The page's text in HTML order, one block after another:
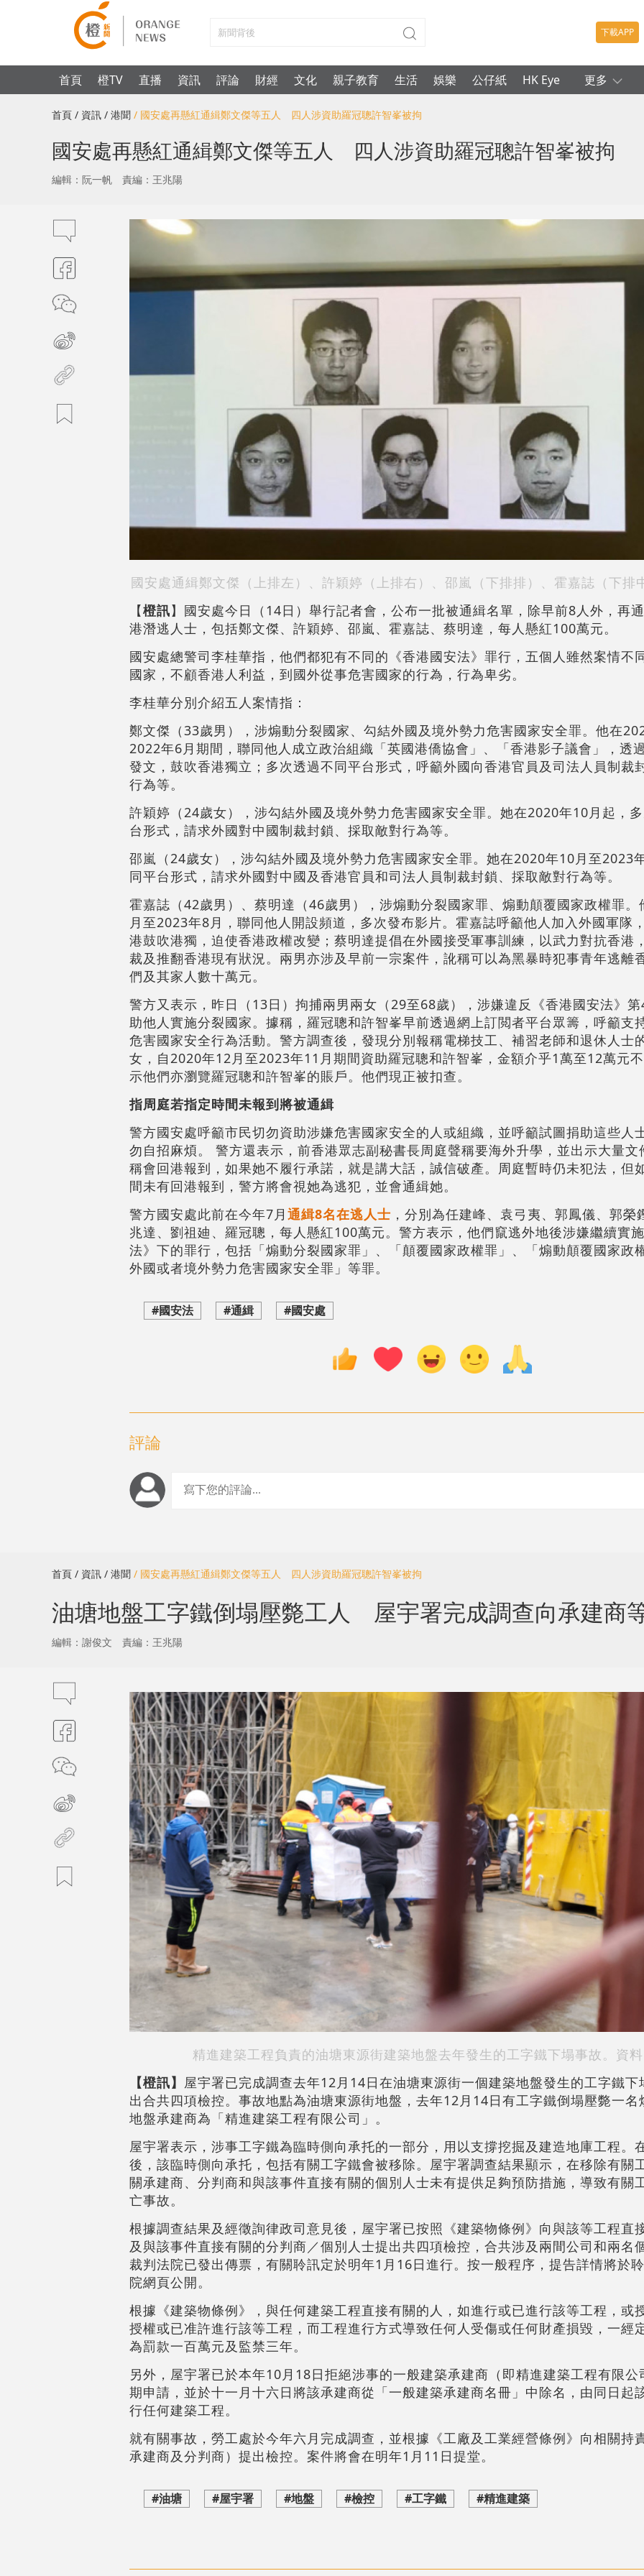
下載APP
首頁 橙TV 直播 資訊 評論 財經 文化 親子教育 生活 娛樂 公仔紙 HK Eye 更多
首頁 / 資訊 / 港聞 / 國安處再懸紅通緝鄭文傑等五人 四人涉資助羅冠聰許智峯被拘
國安處再懸紅通緝鄭文傑等五人 四人涉資助羅冠聰許智峯被拘
編輯：阮一帆 責編：王兆陽
國安處通緝鄭文傑（上排左）、許穎婷（上排右）、邵嵐（下排排 ）、霍嘉誌（下排
【橙訊】國安處今日（14日）舉行記者會，公布一批被通緝名單，除早前8人外，再
港潛逃人士，包括鄭文傑、許穎婷、邵嵐、霍嘉誌、蔡明達，每人懸紅100萬元。
國安處總警司李桂華指，他們都犯有不同的《香港國安法》罪行，五個人雖然案情不
國家，不顧香港人利益，到國外從事危害國家的行為，行為卑劣。
李桂華分別介紹五人案情指：
鄭文傑（33歲男），涉煽動分裂國家、勾結外國及境外勢力危害國家安全罪。他在
2022年6月期間，聯同他人成立政治組織「英國港僑協會」、「香港影子議會」，透
發文，鼓吹香港獨立；多次透過不同平台形式，呼籲外國向香港官員及司法人員制裁
行為等。
許穎婷（24歲女），涉勾結外國及境外勢力危害國家安全罪。她在2020年10月起，
台形式，請求外國對中國制裁封鎖、採取敵對行為等。
邵嵐（24歲女），涉勾結外國及境外勢力危害國家安全罪。她在2020年10月至2023
同平台形式，請求外國對中國及香港官員和司法人員制裁封鎖、採取敵對行為等。
霍嘉誌（42歲男）、蔡明達（46歲男），涉煽動分裂國家罪、煽動顛覆國家政權罪
月至2023年8月，聯同他人開設頻道，多次發布影片。霍嘉誌呼籲他人加入外國軍隊
港鼓吹港獨，迫使香港政權改變；蔡明達提倡在外國接受軍事訓練，以武力對抗香港
裁及推翻香港現有狀況。兩男亦涉及早前一宗案件，訛稱可以為黑暴時犯事青年逃離
們及其家人數十萬元。
警方又表示，昨日（13日）拘捕兩男兩女（29至68歲），涉嫌違反《香港國安法》
助他人實施分裂國家。據稱，羅冠聰和許智峯早前透過網上訂閲者平台眾籌，呼籲支
危害國家安全行為活動。警方調查後，發現分別報稱電梯技工、補習老師和退休人士
女，自2020年12月至2023年11月期間資助羅冠聰和許智峯，金額介乎1萬至12萬元
示他們亦瀏覽羅冠聰和許智峯的賬戶。他們現正被扣查。
指周庭若指定時間未報到將被通緝
警方國安處呼籲市民切勿資助涉嫌危害國家安全的人或組織，並呼籲試圖捐助這些人
勿自招麻煩。 警方還表示，前香港眾志副秘書長周庭聲稱要海外升學，並出示大量文
稱會回港報到，如果她不履行承諾，就是講大話，誠信破產。周庭暫時仍未犯法，但
間未有回港報到，警方將會視她為逃犯，並會通緝她。
警方國安處此前在今年7月 通緝8名在逃人士 ，分別為任建峰、袁弓夷、郭鳳儀、郭榮
兆達、劉祖廸、羅冠聰，每人懸紅100萬元。警方表示，他們竄逃外地後涉嫌繼續實
法》下的罪行，包括「煽動分裂國家罪」、「顛覆國家政權罪」、「煽動顛覆國家政
外國或者境外勢力危害國家安全罪」等罪。
#國安法 #通緝 #國安處
評論
首頁 / 資訊 / 港聞 / 國安處再懸紅通緝鄭文傑等五人 四人涉資助羅冠聰許智峯被拘
油塘地盤工字鐵倒塌壓斃工人 屋宇署完成調查向承建商
編輯：謝俊文 責編：王兆陽
精進建築工程負責的油塘東源街建築地盤去年發生的工字鐵下塌事故。資
【橙訊】 屋宇署已完成調查去年12月14日在油塘東源街一個建築地盤發生的工字鐵下
出合共四項檢控。事故地點為油塘東源街地盤，去年12月14日有工字鐵倒塌壓斃一名
地盤承建商為「精進建築工程有限公司」。
屋宇署表示，涉事工字鐵為臨時側向承托的一部分，用以支撐挖掘及建造地庫工程。
後，該臨時側向承托，包括有關工字鐵會被移除。屋宇署調查結果顯示，在移除有關
關承建商、分判商和與該事件直接有關的個別人士未有提供足夠預防措施，導致有關
亡事故。
根據調查結果及經徵詢律政司意見後，屋宇署已按照《建築物條例》向與該等工程直
及與該事件直接有關的分判商／個別人士提出共四項檢控，合共涉及兩間公司和兩名
裁判法院已發出傳票，有關聆訊定於明年1月16日進行。按一般程序，提告詳情將於
院網頁公開。
根據《建築物條例》，與任何建築工程直接有關的人，如進行或已進行該等工程，或
授權或已准許進行該等工程，而工程進行方式導致任何人受傷或任何財產損毀，一經
為罰款一百萬元及監禁三年。
另外，屋宇署已於本年10月18日拒絕涉事的一般建築承建商（即精進建築工程有限公
期申請，並於十一月十六日將該承建商從「一般建築承建商名冊」中除名，由同日起
行任何建築工程。
就有關事故，勞工處於今年六月完成調查，並根據《工廠及工業經營條例》向相關持
承建商及分判商）提出檢控。案件將會在明年1月11日提堂。
#油塘 #屋宇署 #地盤 #檢控 #工字鐵 #精進建築